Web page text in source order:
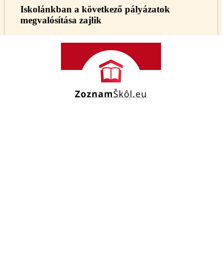
Iskolánkban a következő pályázatok
megvalósítása zajlik